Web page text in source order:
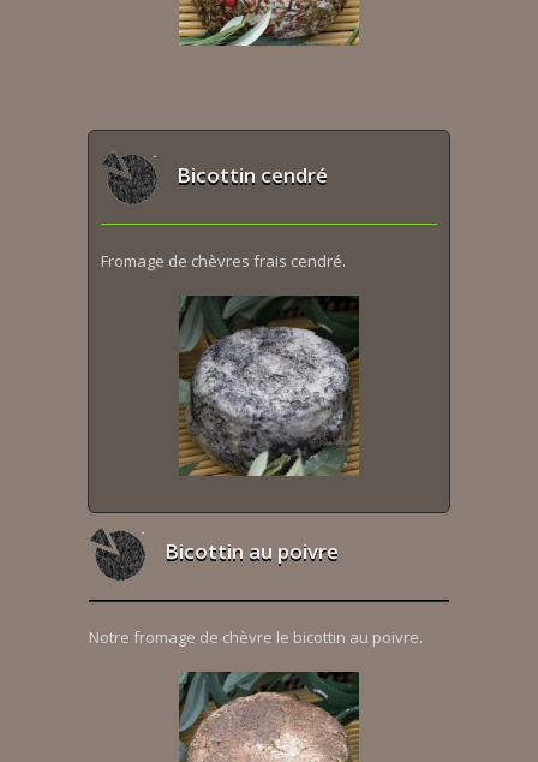
Bicottin cendré
Fromage de chèvres frais cendré.
Bicottin au poivre
Notre fromage de chèvre le bicottin au poivre.